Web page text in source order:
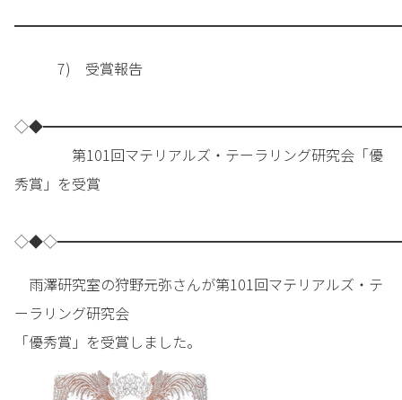
7) 受賞報告
第101回マテリアルズ・テーラリング研究会「優
秀賞」を受賞
雨澤研究室の狩野元弥さんが第101回マテリアルズ・テ
ーラリング研究会
「優秀賞」を受賞しました。